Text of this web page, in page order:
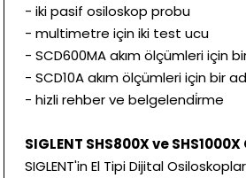
- iki pasif osiloskop probu
- multimetre için iki test ucu
- SCD600MA akım ölçümleri için
- SCD10A akım ölçümleri için bir
- hizli rehber ve belgelendi̇rme
SIGLENT SHS800X ve
SIGLENT'in El Tipi Dijital